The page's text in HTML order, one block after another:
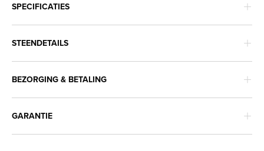
SPECIFICATIES
STEENDETAILS
BEZORGING & BETALING
GARANTIE